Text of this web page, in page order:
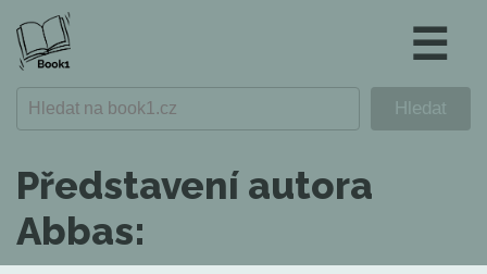
☰
Představení autora
Abbas: